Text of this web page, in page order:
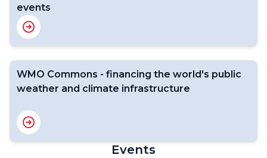
events
WMO Commons - financing the world's public
weather and climate infrastructure
Events